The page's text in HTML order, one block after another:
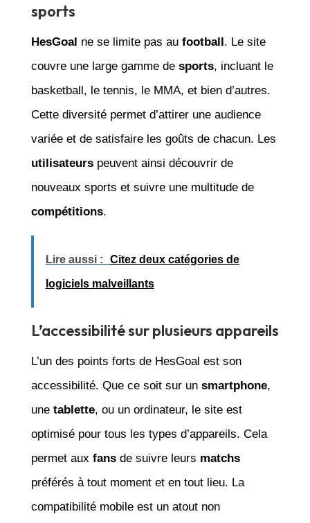
sports
HesGoal ne se limite pas au football. Le site
couvre une large gamme de sports, incluant le
basketball, le tennis, le MMA, et bien d’autres.
Cette diversité permet d’attirer une audience
variée et de satisfaire les goûts de chacun. Les
utilisateurspeuvent ainsi découvrir de
nouveaux sports et suivre une multitude de
compétitions.
Lire aussi : Citez deux catégories de
logiciels malveillants
L’accessibilité sur plusieurs appareils
L’un des points forts de HesGoal est son
accessibilité. Que ce soit sur un smartphone,
une tablette, ou un ordinateur, le site est
optimisé pour tous les types d’appareils. Cela
permet aux fansde suivre leurs matchs
préférés à tout moment et en tout lieu. La
compatibilité mobile est un atout non